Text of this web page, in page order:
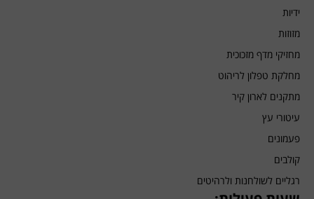
ידיות
מזוזות
מחזיקי מדף מזכוכית
מחלקת טפלון לריהוט
מתקנים לארון קיר
עיטורי עץ
פעמונים
קולבים
רגליים לשולחנות ולרהיטים